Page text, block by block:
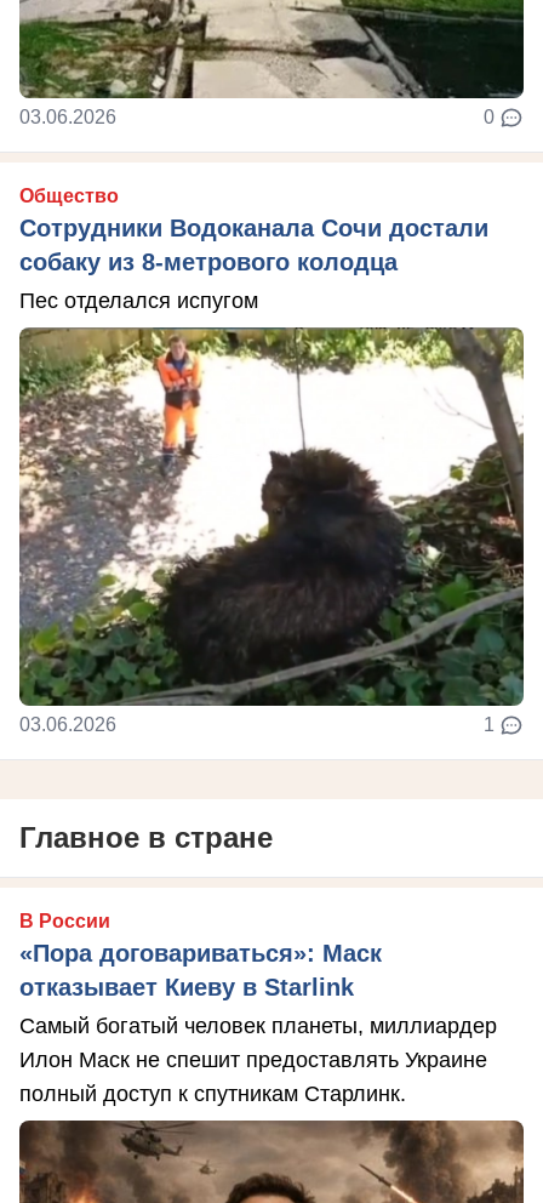
03.06.2026 0
Общество
Сотрудники Водоканала Сочи достали
собаку из 8-метрового колодца
Пес отделался испугом
03.06.2026 1
Главное в стране
В России
«Пора договариваться»: Маск
отказывает Киеву в Starlink
Самый богатый человек планеты, миллиардер
Илон Маск не спешит предоставлять Украине
полный доступ к спутникам Старлинк.